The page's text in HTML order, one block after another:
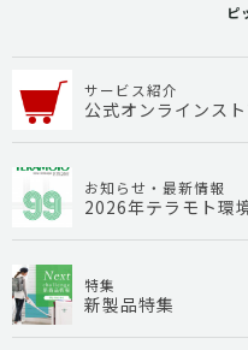
ピ
サービス紹介
公式オンラインス
お知らせ・最新情報
2026年テラモト環
特集
新製品特集